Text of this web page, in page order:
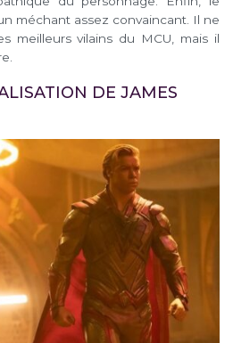
méchant assez convaincant. Il ne
meilleurs vilains du MCU, mais il
DE JAMES